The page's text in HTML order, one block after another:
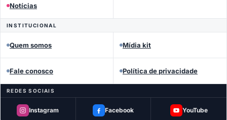
Notícias
INSTITUCIONAL
Quem somos Mídia kit
Fale conosco Política de privacidade
REDES SOCIAIS
Instagram Facebook YouTube